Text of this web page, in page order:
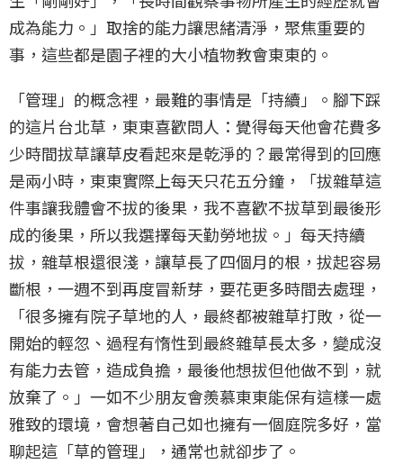
成為能力。」取捨的能力讓思緒清淨，聚焦重要的
事，這些都是園子裡的大小植物教會東東的。
「管理」的概念裡，最難的事情是「持續」。腳下踩
的這片台北草，東東喜歡問人：覺得每天他會花費多
少時間拔草讓草皮看起來是乾淨的？最常得到的回應
是兩小時，東東實際上每天只花五分鐘，「拔雜草這
件事讓我體會不拔的後果，我不喜歡不拔草到最後形
成的後果，所以我選擇每天勤勞地拔。」每天持續
拔，雜草根還很淺，讓草長了四個月的根，拔起容易
斷根，一週不到再度冒新芽，要花更多時間去處理，
「很多擁有院子草地的人，最終都被雜草打敗，從一
開始的輕忽、過程有惰性到最終雜草長太多，變成沒
有能力去管，造成負擔，最後他想拔但他做不到，就
放棄了。」一如不少朋友會羨慕東東能保有這樣一處
雅致的環境，會想著自己如也擁有一個庭院多好，當
聊起這「草的管理」，通常也就卻步了。